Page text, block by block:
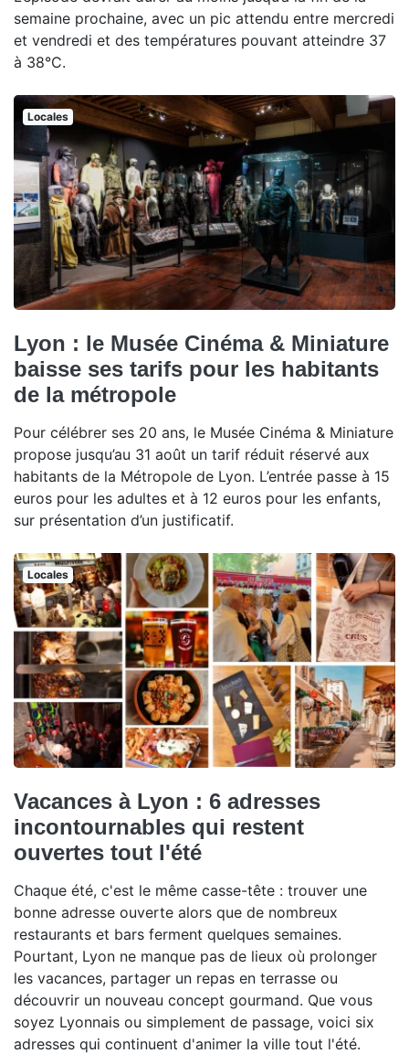
semaine prochaine, avec un pic attendu entre mercredi
et vendredi et des températures pouvant atteindre 37
à 38°C.
Locales
Lyon : le Musée Cinéma & Miniature
baisse ses tarifs pour les habitants
de la métropole
Pour célébrer ses 20 ans, le Musée Cinéma & Miniature
propose jusqu’au 31 août un tarif réduit réservé aux
habitants de la Métropole de Lyon. L’entrée passe à 15
euros pour les adultes et à 12 euros pour les enfants,
sur présentation d’un justificatif.
Locales
Vacances à Lyon : 6 adresses
incontournables qui restent
ouvertes tout l'été
Chaque été, c'est le même casse-tête : trouver une
bonne adresse ouverte alors que de nombreux
restaurants et bars ferment quelques semaines.
Pourtant, Lyon ne manque pas de lieux où prolonger
les vacances, partager un repas en terrasse ou
découvrir un nouveau concept gourmand. Que vous
soyez Lyonnais ou simplement de passage, voici six
adresses qui continuent d'animer la ville tout l'été.